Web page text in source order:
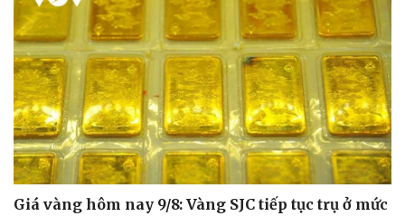
Giá vàng hôm nay 9/8: Vàng SJC tiếp tục trụ ở mức